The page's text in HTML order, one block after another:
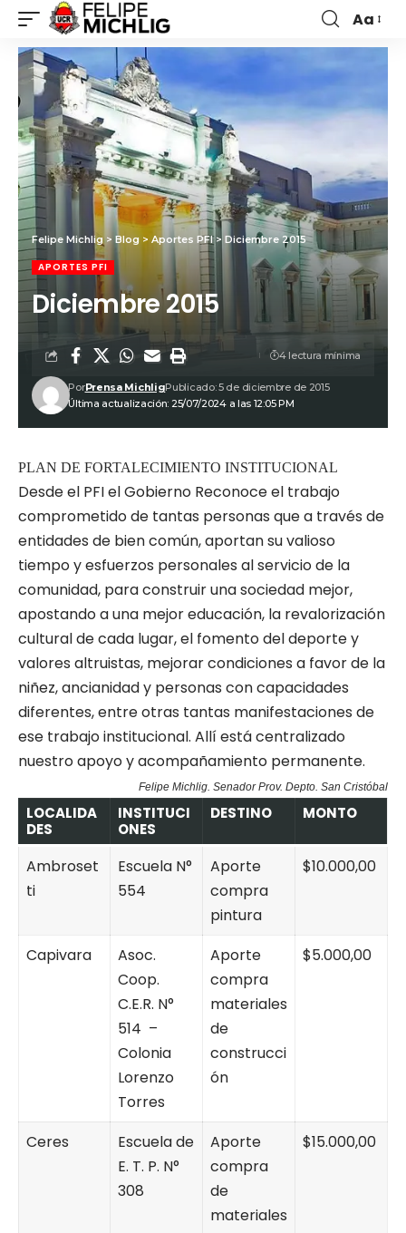
Aa
Felipe Michlig > Blog > Aportes PFI> Diciembre 2015
APORTES PFI
Diciembre 2015
Última actualización: 25/07/2024 a las 12:05 PM
PorPrensa MichligPublicado: 5 de diciembre de 2015
4 lectura mínima
PLAN DE FORTALECIMIENTO INSTITUCIONAL
Desde el PFI el Gobierno Reconoce el trabajo
comprometido de tantas personas que a través de
entidades de bien común, aportan su valioso
tiempo y esfuerzos personales al servicio de la
comunidad, para construir una sociedad mejor,
apostando a una mejor educación, la revalorización
cultural de cada lugar, el fomento del deporte y
valores altruistas, mejorar condiciones a favor de la
niñez, ancianidad y personas con capacidades
diferentes, entre otras tantas manifestaciones de
ese trabajo institucional. Allí está centralizado
nuestro apoyo y acompañamiento permanente.
Felipe Michlig. Senador Prov. Depto. San Cristóbal
LOCALIDA
DES
INSTITUCI
ONES
DESTINO MONTO
Ambroset
ti
Escuela N°
554
Aporte
compra
pintura
$10.000,00
Capivara
Asoc.
Coop.
C.E.R. N°
514 –
Colonia
Lorenzo
Torres
Aporte
compra
materiales
de
construcci
ón
$5.000,00
Ceres
Escuela de
E. T. P. N°
308
Aporte
compra
de
materiales
$15.000,00